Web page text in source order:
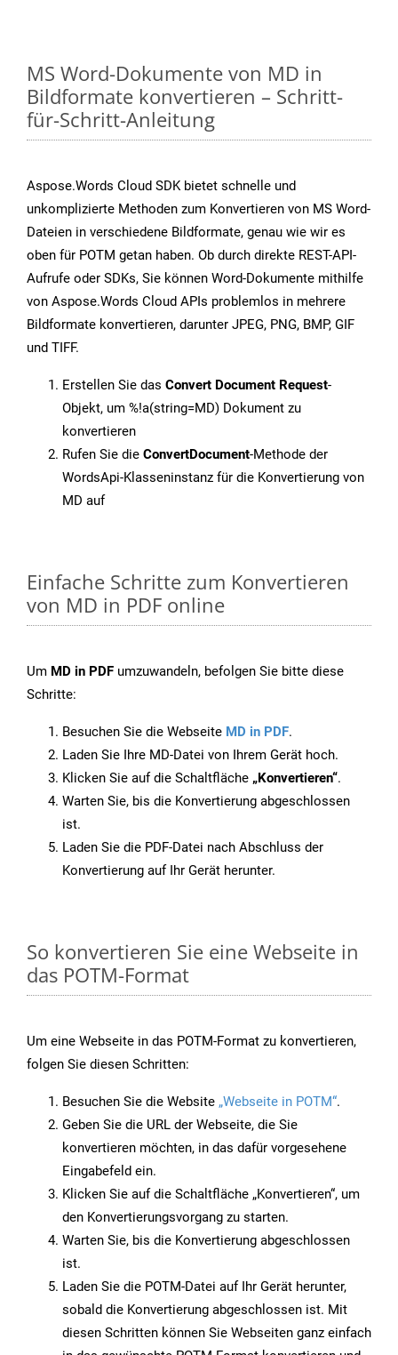
MS Word-Dokumente von MD in
Bildformate konvertieren – Schritt-
für-Schritt-Anleitung
Aspose.Words Cloud SDK bietet schnelle und
unkomplizierte Methoden zum Konvertieren von MS Word-
Dateien in verschiedene Bildformate, genau wie wir es
oben für POTM getan haben. Ob durch direkte REST-API-
Aufrufe oder SDKs, Sie können Word-Dokumente mithilfe
von Aspose.Words Cloud APIs problemlos in mehrere
Bildformate konvertieren, darunter JPEG, PNG, BMP, GIF
und TIFF.
Erstellen Sie das Convert Document Request-
Objekt, um %!a(string=MD) Dokument zu
konvertieren
Rufen Sie die ConvertDocument-Methode der
WordsApi-Klasseninstanz für die Konvertierung von
MD auf
Einfache Schritte zum Konvertieren
von MD in PDF online
Um MD in PDF umzuwandeln, befolgen Sie bitte diese
Schritte:
Besuchen Sie die Webseite MD in PDF.
Laden Sie Ihre MD-Datei von Ihrem Gerät hoch.
Klicken Sie auf die Schaltfläche „Konvertieren“.
Warten Sie, bis die Konvertierung abgeschlossen
ist.
Laden Sie die PDF-Datei nach Abschluss der
Konvertierung auf Ihr Gerät herunter.
So konvertieren Sie eine Webseite in
das POTM-Format
Um eine Webseite in das POTM-Format zu konvertieren,
folgen Sie diesen Schritten:
Besuchen Sie die Website „Webseite in POTM“.
Geben Sie die URL der Webseite, die Sie
konvertieren möchten, in das dafür vorgesehene
Eingabefeld ein.
Klicken Sie auf die Schaltfläche „Konvertieren“, um
den Konvertierungsvorgang zu starten.
Warten Sie, bis die Konvertierung abgeschlossen
ist.
Laden Sie die POTM-Datei auf Ihr Gerät herunter,
sobald die Konvertierung abgeschlossen ist. Mit
diesen Schritten können Sie Webseiten ganz einfach